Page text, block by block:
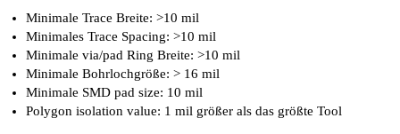
Minimale Trace Breite: >10 mil
Minimales Trace Spacing: >10 mil
Minimale via/pad Ring Breite: >10 mil
Minimale Bohrlochgröße: > 16 mil
Minimale SMD pad size: 10 mil
Polygon isolation value: 1 mil größer als das größte Tool